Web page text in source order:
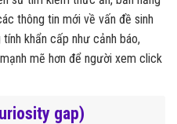
thông tin mới về vấn đề sinh
khẩn cấp như cảnh báo,
mẽ hơn để người xem click
gap)